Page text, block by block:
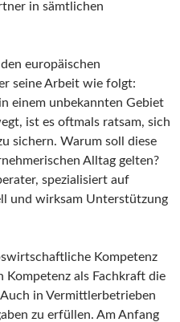
in sämtlichen
europäischen
seine Arbeit wie folgt:
einem unbekannten Gebiet
ist es oftmals ratsam, sich
sichern. Warum soll diese
Alltag gelten?
spezialisiert auf
und wirksam Unterstützung
Kompetenz
Kompetenz als Fachkraft die
in Vermittlerbetrieben
zu erfüllen. Am Anfang